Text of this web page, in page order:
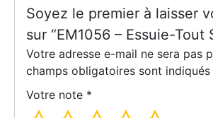
Soyez le premier à laisser
sur “EM1056 – Essuie-Tout
Votre adresse e-mail ne sera pas
champs obligatoires sont indiqués
Votre note *